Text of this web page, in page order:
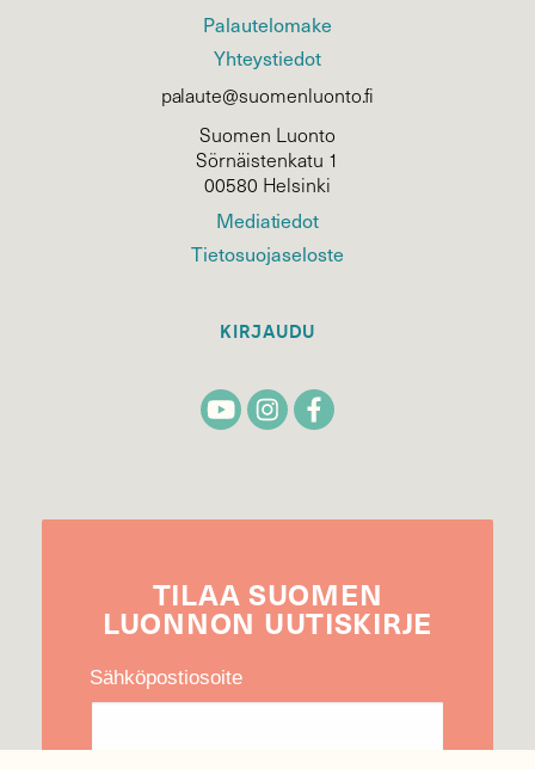
Palautelomake
Yhteystiedot
palaute@suomenluonto.fi
Suomen Luonto
Sörnäistenkatu 1
00580 Helsinki
Mediatiedot
Tietosuojaseloste
KIRJAUDU
TILAA SUOMEN
LUONNON UUTIS­KIRJE
Sähköpostiosoite